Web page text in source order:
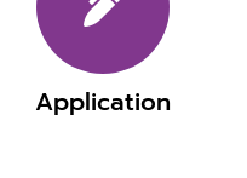
Application